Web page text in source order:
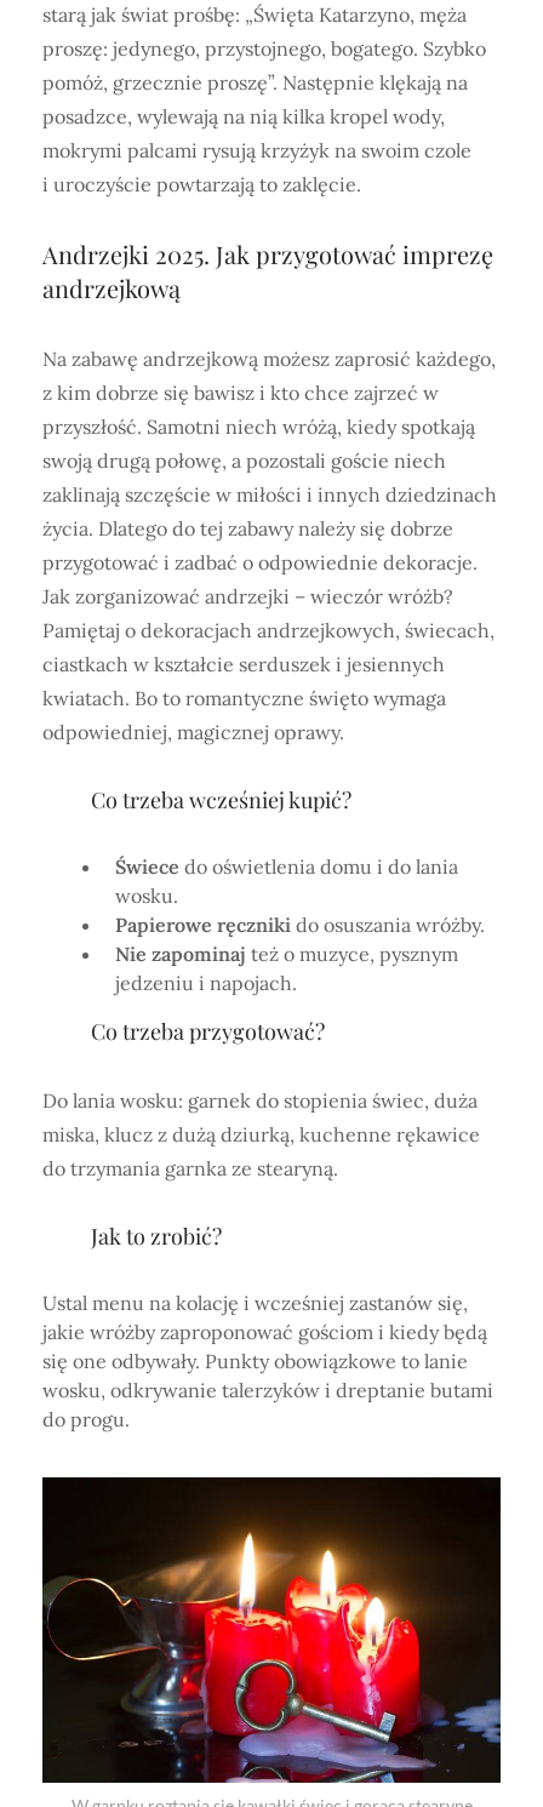
starą jak świat prośbę: „Święta Katarzyno, męża
proszę: jedynego, przystojnego, bogatego. Szybko
pomóż, grzecznie proszę”. Następnie klękają na
posadzce, wylewają na nią kilka kropel wody,
mokrymi palcami rysują krzyżyk na swoim czole
i uroczyście powtarzają to zaklęcie.
Andrzejki 2025. Jak przygotować imprezę
andrzejkową
Na zabawę andrzejkową możesz zaprosić każdego,
z kim dobrze się bawisz i kto chce zajrzeć w
przyszłość. Samotni niech wróżą, kiedy spotkają
swoją drugą połowę, a pozostali goście niech
zaklinają szczęście w miłości i innych dziedzinach
życia. Dlatego do tej zabawy należy się dobrze
przygotować i zadbać o odpowiednie dekoracje.
Jak zorganizować andrzejki – wieczór wróżb?
Pamiętaj o dekoracjach andrzejkowych, świecach,
ciastkach w kształcie serduszek i jesiennych
kwiatach. Bo to romantyczne święto wymaga
odpowiedniej, magicznej oprawy.
Co trzeba wcześniej kupić?
Świece do oświetlenia domu i do lania
wosku.
Papierowe ręczniki do osuszania wróżby.
Nie zapominaj też o muzyce, pysznym
jedzeniu i napojach.
Co trzeba przygotować?
Do lania wosku: garnek do stopienia świec, duża
miska, klucz z dużą dziurką, kuchenne rękawice
do trzymania garnka ze stearyną.
Jak to zrobić?
Ustal menu na kolację i wcześniej zastanów się,
jakie wróżby zaproponować gościom i kiedy będą
się one odbywały. Punkty obowiązkowe to lanie
wosku, odkrywanie talerzyków i dreptanie butami
do progu.